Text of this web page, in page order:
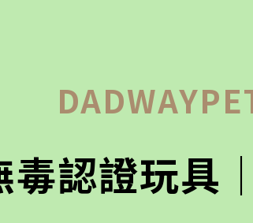
毒認證玩具